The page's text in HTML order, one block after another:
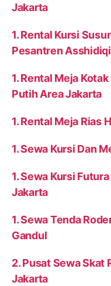
Jakarta
1. Rental Kursi
Pesantren
1. Rental Meja
Putih Area Jakarta
1. Rental Meja Rias
1. Sewa Kursi Dan
1. Sewa Kursi
Jakarta
1. Sewa Tenda
Gandul
2. Pusat Sewa Skat
Jakarta